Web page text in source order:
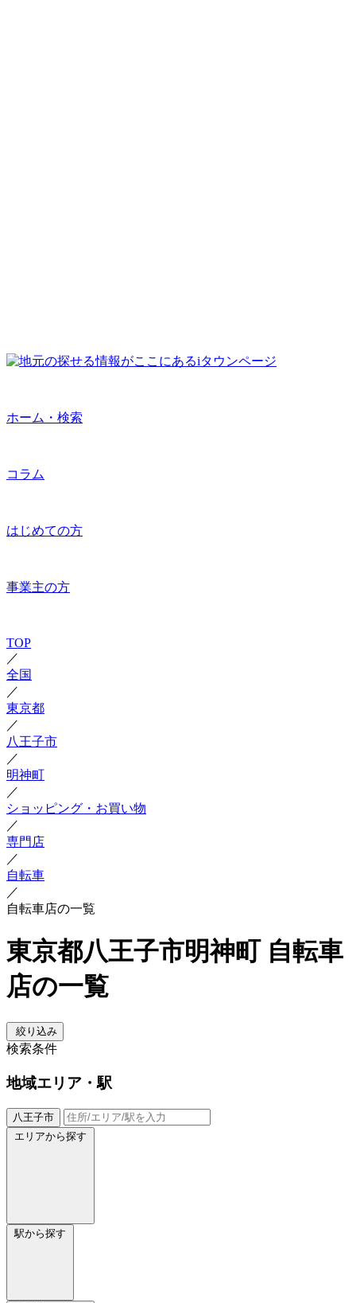
ホーム・検索
コラム
はじめての方
事業主の方
TOP
／
全国
／
東京都
／
八王子市
／
明神町
／
ショッピング・お買い物
／
専門店
／
自転車
／
自転車店の一覧
東京都八王子市明神町 自転車
店の一覧
絞り込み
検索条件
地域エリア・駅
八王子市
エリアから探す
駅から探す